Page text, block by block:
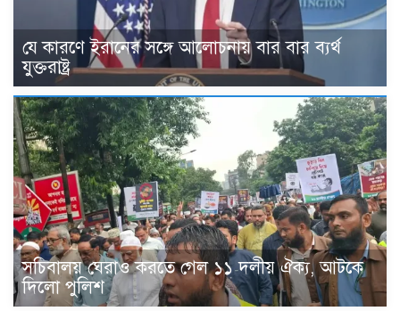
যে কারণে ইরানের সঙ্গে আলোচনায় বার বার ব্যর্থ
যুক্তরাষ্ট্র
সচিবালয় ঘেরাও করতে গেল ১১ দলীয় ঐক্য, আটকে
দিলো পুলিশ